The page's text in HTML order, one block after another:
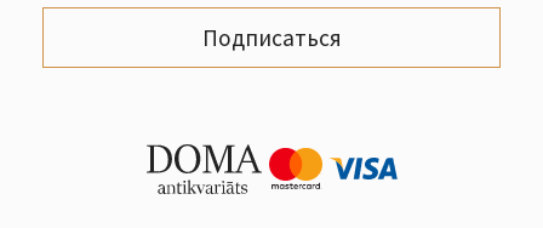
Подписаться